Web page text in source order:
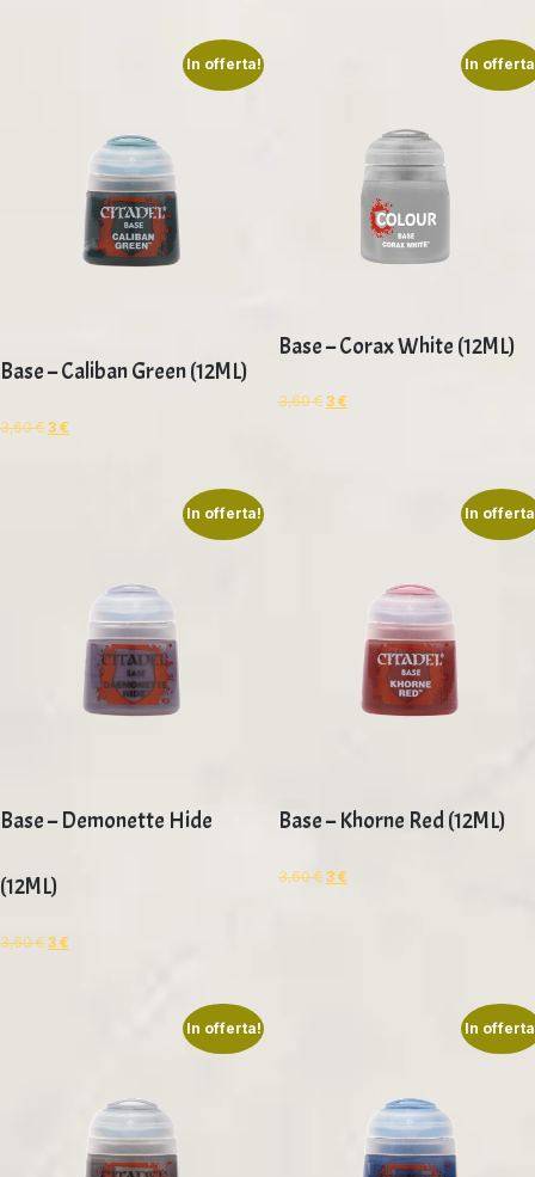
In offerta!
Base – Caliban Green (12ML)
3,60€ 3 €
In
Base – Corax White (12ML)
3,60€ 3 €
In offerta!
Base – Demonette Hide
(12ML)
3,60€ 3 €
In
Base – Khorne Red (12ML)
3,60€ 3 €
In offerta! In